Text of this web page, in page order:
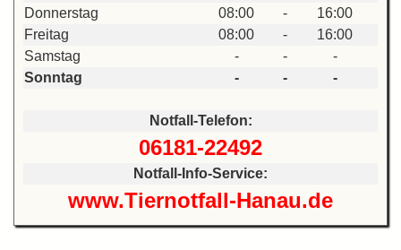
Donnerstag
08:00 -
16:00
Freitag
08:00 -
16:00
Samstag
- -
-
Sonntag
- - -
Notfall-Telefon:
06181-22492
Notfall-Info-Service:
www.Tiernotfall-Hanau.de